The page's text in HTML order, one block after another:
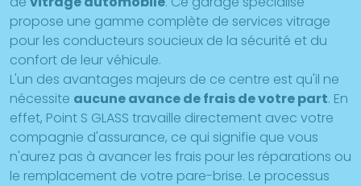
propose une gamme complète de services vitrage
pour les conducteurs soucieux de la sécurité et du
confort de leur véhicule.
L'un des avantages majeurs de ce centre est qu'il ne
nécessite aucune avance de frais de votre part. En
effet, Point S GLASS travaille directement avec votre
compagnie d'assurance, ce qui signifie que vous
n'aurez pas à avancer les frais pour les réparations ou
le remplacement de votre pare-brise. Le processus